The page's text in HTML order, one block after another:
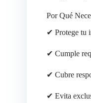
Por Qué
✔ Protege tu
✔ Cumple
✔ Cubre
✔ Evita